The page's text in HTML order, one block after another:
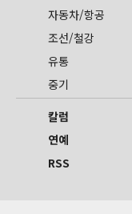
자동차/항공
조선/철강
유통
중기
칼럼
연예
RSS